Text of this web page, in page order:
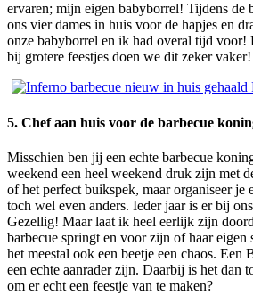
ervaren; mijn eigen babyborrel! Tijdens de
ons vier dames in huis voor de hapjes en
onze babyborrel en ik had overal tijd voor!
bij grotere feestjes doen we dit zeker vaker!
5. Chef aan huis voor de barbecue
Misschien ben jij een echte barbecue
weekend een heel weekend druk zijn met
of het perfect buikspek, maar organiseer je
toch wel even anders. Ieder jaar is er bij
Gezellig! Maar laat ik heel eerlijk zijn
barbecue springt en voor zijn of haar eigen
het meestal ook een beetje een chaos.
een echte aanrader zijn. Daarbij is het dan
om er echt een feestje van te maken?